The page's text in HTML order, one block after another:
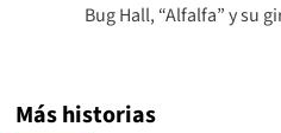
Bug Hall, “Alfalfa” y su
Más historias